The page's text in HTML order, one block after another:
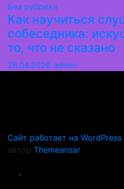
Без рубрики
Как научиться
собеседника:
то, что не сказано
26.04.2026 admin
Сайт работает на WordPress
автор Themeansar